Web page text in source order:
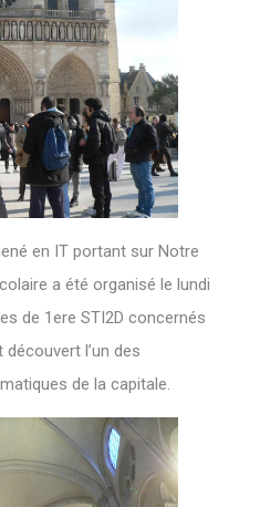
en IT portant sur Notre
a été organisé le lundi
de 1ere STI2D concernés
l’un des
de la capitale.